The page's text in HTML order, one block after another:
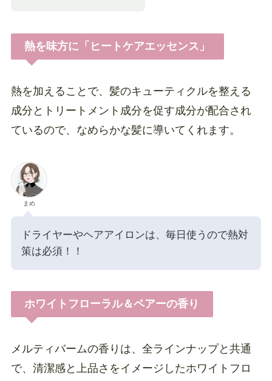
熱を味方に「ヒートケアエッセンス」
熱を加えることで、髪のキューティクルを整える
成分とトリートメント成分を促す成分が配合され
ているので、なめらかな髪に導いてくれます。
まめ
ドライヤーやヘアアイロンは、毎日使うので熱対
策は必須！！
ホワイトフローラル＆ペアーの香り
メルティバームの香りは、全ラインナップと共通
で、清潔感と上品さをイメージしたホワイトフロ